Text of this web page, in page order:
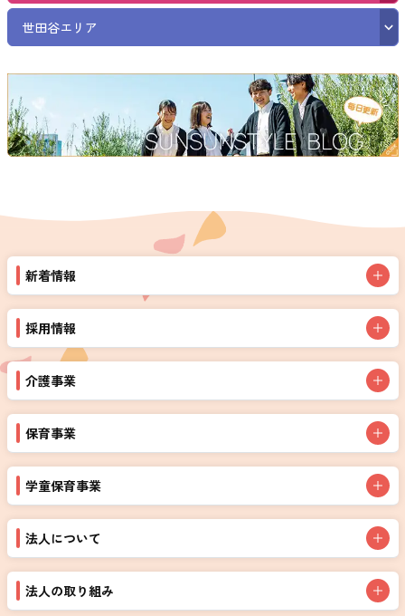
世田谷エリア
新着情報
採用情報
介護事業
保育事業
学童保育事業
法人について
法人の取り組み